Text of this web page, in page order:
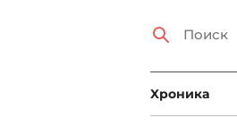
Xроника